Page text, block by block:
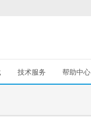
技术服务 帮助中心